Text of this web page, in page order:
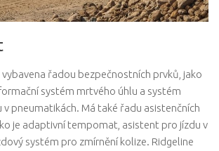
vybavena řadou bezpečnostních prvků, jako
systém mrtvého úhlu a systém
pneumatikách. Má také řadu asistenčních
je adaptivní tempomat, asistent pro jízdu v
systém pro zmírnění kolize. Ridgeline